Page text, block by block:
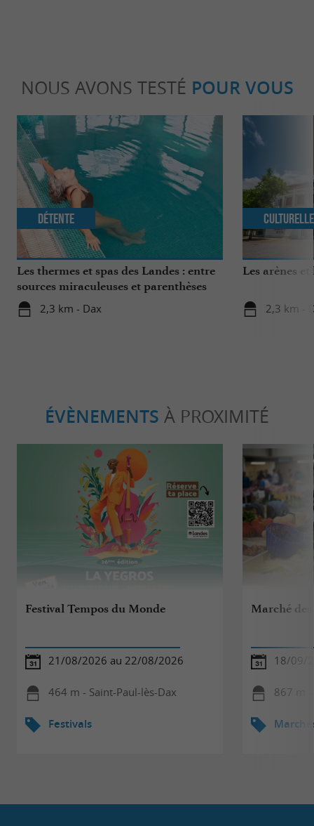
NOUS AVONS TESTÉ POUR VOUS
Les thermes et spas des Landes : entre
sources miraculeuses et parenthèses
bien-être
2,3 km - Dax
Détente
Les arènes
2,3 km -
Culturelle
ÉVÈNEMENTS À PROXIMITÉ
Festival Tempos du Monde
21/08/2026 au 22/08/2026
464 m - Saint-Paul-lès-Dax
Festivals
Marché
18/09/
867 m -